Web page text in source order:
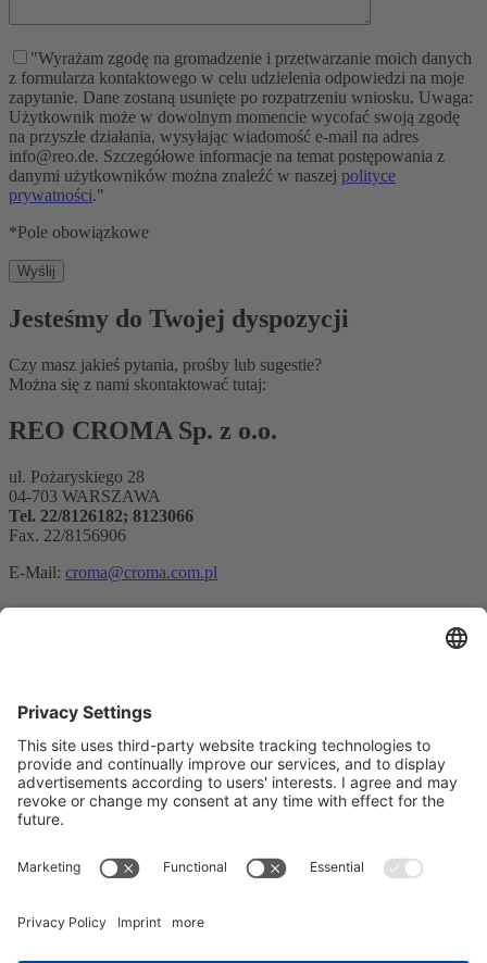
"Wyrażam zgodę na gromadzenie i przetwarzanie moich danych
z formularza kontaktowego w celu udzielenia odpowiedzi na moje
zapytanie. Dane zostaną usunięte po rozpatrzeniu wniosku. Uwaga:
Użytkownik może w dowolnym momencie wycofać swoją zgodę
na przyszłe działania, wysyłając wiadomość e-mail na adres
info@reo.de. Szczegółowe informacje na temat postępowania z
danymi użytkowników można znaleźć w naszej polityce
prywatności."
*Pole obowiązkowe
Jesteśmy do Twojej dyspozycji
Czy masz jakieś pytania, prośby lub sugestie?
Można się z nami skontaktować tutaj:
REO CROMA Sp. z o.o.
ul. Pożaryskiego 28
04-703 WARSZAWA
Tel. 22/8126182; 8123066
Fax. 22/8156906
E-Mail: croma@croma.com.pl
Tak, potwierdzam, że chcę otrzymywać biuletyn informacyjny
REO AG i że jestem poinformowany o przetwarzaniu moich
danych.
wysyłając formularz, przyjmujesz do wiadomości, że podane przez
Ciebie informacje zostaną przekazane Sendinblue do przetwarzania